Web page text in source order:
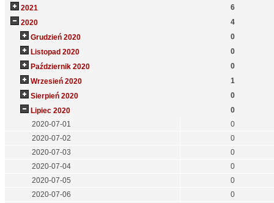
2021
6
2020
4
Grudzień 2020
0
Listopad 2020
0
Październik 2020
0
Wrzesień 2020
1
Sierpień 2020
0
Lipiec 2020
0
2020-07-01
0
2020-07-02
0
2020-07-03
0
2020-07-04
0
2020-07-05
0
2020-07-06
0